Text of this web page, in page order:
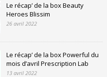
Le récap’ de la box Beauty
Heroes Blissim
26 avril 2022
Le récap’ de la box Powerful du
mois d’avril Prescription Lab
13 avril 2022